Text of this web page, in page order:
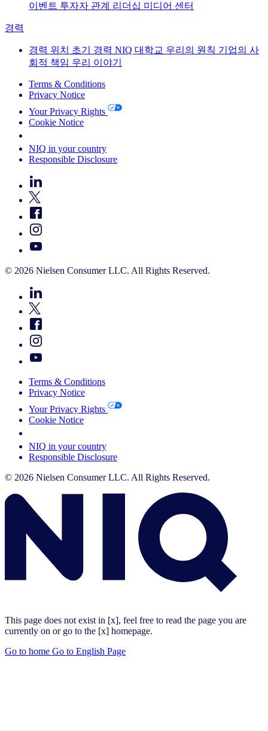
이벤트 투자자 관계 리더십 미디어 센터
경력
경력 위치 초기 경력 NIQ 대학교 우리의 원칙 기업의 사
회적 책임 우리 이야기
Terms & Conditions
Privacy Notice
Your Privacy Rights
Cookie Notice
NIQ in your country
Responsible Disclosure
© 2026 Nielsen Consumer LLC. All Rights Reserved.
Terms & Conditions
Privacy Notice
Your Privacy Rights
Cookie Notice
NIQ in your country
Responsible Disclosure
© 2026 Nielsen Consumer LLC. All Rights Reserved.
This page does not exist in [x], feel free to read the page you are
currently on or go to the [x] homepage.
Go to home Go to English Page